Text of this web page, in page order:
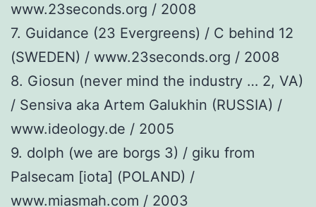
www.23seconds.org / 2008
7. Guidance (23 Evergreens) / C behind 12
(SWEDEN) / www.23seconds.org / 2008
8. Giosun (never mind the industry … 2, VA)
/ Sensiva aka Artem Galukhin (RUSSIA) /
www.ideology.de / 2005
9. dolph (we are borgs 3) / giku from
Palsecam [iota] (POLAND) /
www.miasmah.com / 2003